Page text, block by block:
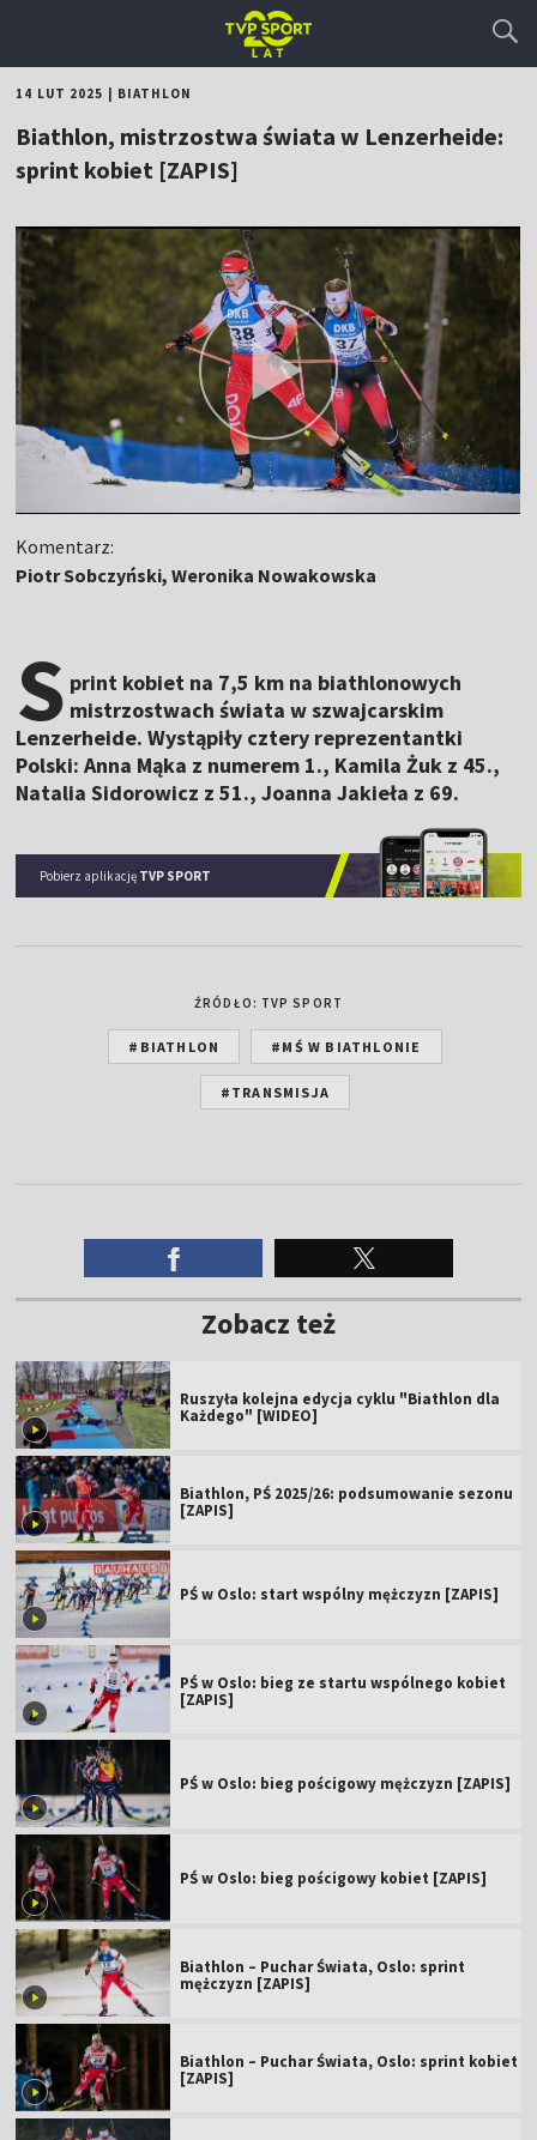
14 LUT 2025 BIATHLON
Biathlon, mistrzostwa świata w Lenzerheide:
sprint kobiet [ZAPIS]
Komentarz:
Piotr Sobczyński, Weronika Nowakowska
S print kobiet na 7,5 km na biathlonowych
mistrzostwach świata w szwajcarskim
Lenzerheide. Wystąpiły cztery reprezentantki
Polski: Anna Mąka z numerem 1., Kamila Żuk z 45.,
Natalia Sidorowicz z 51., Joanna Jakieła z 69.
Pobierz aplikację TVP SPORT
ŹRÓDŁO: TVP SPORT
#BIATHLON #MŚ W BIATHLONIE
#TRANSMISJA
Zobacz też
Ruszyła kolejna edycja cyklu "Biathlon dla
Każdego" [WIDEO]
Biathlon, PŚ 2025/26: podsumowanie sezonu
[ZAPIS]
PŚ w Oslo: start wspólny mężczyzn [ZAPIS]
PŚ w Oslo: bieg ze startu wspólnego kobiet
[ZAPIS]
PŚ w Oslo: bieg pościgowy mężczyzn [ZAPIS]
PŚ w Oslo: bieg pościgowy kobiet [ZAPIS]
Biathlon – Puchar Świata, Oslo: sprint
mężczyzn [ZAPIS]
Biathlon – Puchar Świata, Oslo: sprint kobiet
[ZAPIS]